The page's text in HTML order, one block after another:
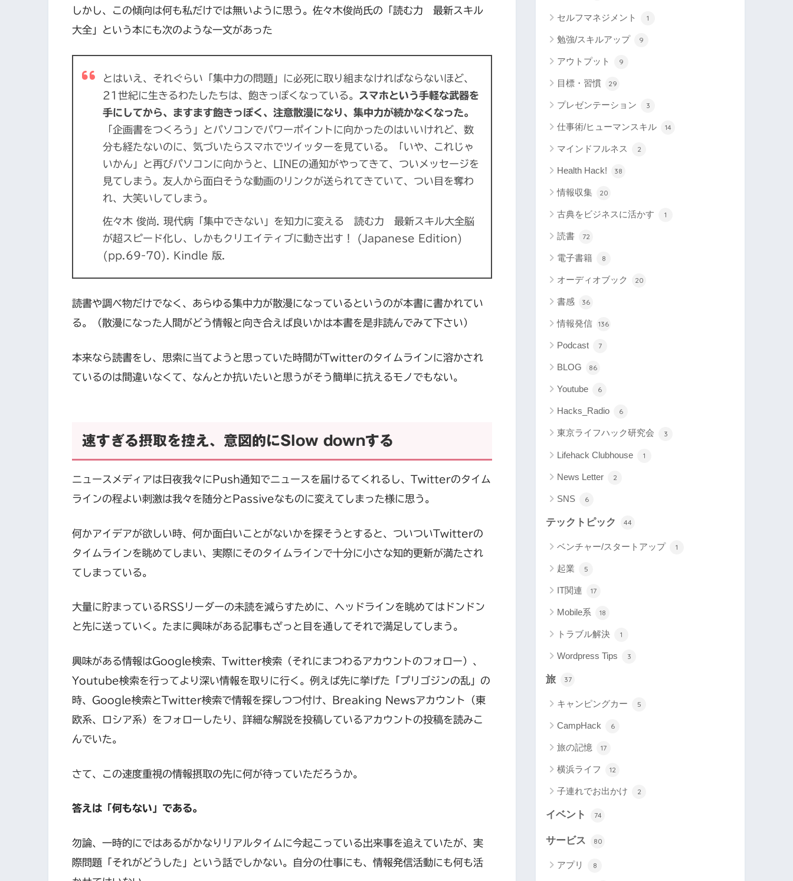
しかし、この傾向は何も私だけでは無いように思う。佐々木俊尚氏の「読む力 最新スキル
大全」という本にも次のような一文があった
とはいえ、それぐらい「集中力の問題」に必死に取り組まなければならないほど、
21世紀に生きるわたしたちは、飽きっぽくなっている。
スマホという手軽な武器を
手にしてから、ますます飽きっぽく、注意散漫になり、集中力が続かなくなった。
「企画書をつくろう」とパソコンでパワーポイントに向かったのはいいけれど、数
分も経たないのに、気づいたらスマホでツイッターを見ている。「いや、これじゃ
いかん」と再びパソコンに向かうと、LINEの通知がやってきて、ついメッセージを
見てしまう。友人から面白そうな動画のリンクが送られてきていて、つい目を奪わ
れ、大笑いしてしまう。
佐々木 俊尚. 現代病「集中できない」を知力に変える 読む力 最新スキル大全脳
が超スピード化し、しかもクリエイティブに動き出す！ (Japanese Edition)
(pp.69-70). Kindle 版.
読書や調べ物だけでなく、あらゆる集中力が散漫になっているというのが本書に書かれてい
る。（散漫になった人間がどう情報と向き合えば良いかは本書を是非読んでみて下さい）
本来なら読書をし、思索に当てようと思っていた時間がTwitterのタイムラインに溶かされ
ているのは間違いなくて、なんとか抗いたいと思うがそう簡単に抗えるモノでもない。
速すぎる摂取を控え、意図的にSlow downする
ニュースメディアは日夜我々にPush通知でニュースを届けるてくれるし、Twitterのタイム
ラインの程よい刺激は我々を随分とPassiveなものに変えてしまった様に思う。
何かアイデアが欲しい時、何か面白いことがないかを探そうとすると、ついついTwitterの
タイムラインを眺めてしまい、実際にそのタイムラインで十分に小さな知的更新が満たされ
てしまっている。
大量に貯まっているRSSリーダーの未読を減らすために、ヘッドラインを眺めてはドンドン
と先に送っていく。たまに興味がある記事もざっと目を通してそれで満足してしまう。
興味がある情報はGoogle検索、Twitter検索（それにまつわるアカウントのフォロー）、
Youtube検索を行ってより深い情報を取りに行く。例えば先に挙げた「プリゴジンの乱」の
時、Google検索とTwitter検索で情報を探しつつ付け、Breaking Newsアカウント（東
欧系、ロシア系）をフォローしたり、詳細な解説を投稿しているアカウントの投稿を読みこ
んでいた。
さて、この速度重視の情報摂取の先に何が待っていただろうか。
答えは「何もない」である。
勿論、一時的にではあるがかなりリアルタイムに今起こっている出来事を追えていたが、実
際問題「それがどうした」という話でしかない。自分の仕事にも、情報発信活動にも何も活
セルフマネジメント 1
勉強/スキルアップ 9
アウトプット 9
目標・習慣 29
プレゼンテーション 3
仕事術/ヒューマンスキル 14
マインドフルネス 2
Health Hack! 38
情報収集 20
古典をビジネスに活かす 1
読書 72
電子書籍 8
オーディオブック 20
書感 36
情報発信 136
Podcast 7
BLOG 86
Youtube 6
Hacks_Radio 6
東京ライフハック研究会 3
Lifehack Clubhouse 1
News Letter 2
SNS 6
テックトピック 44
ベンチャー/スタートアップ 1
起業 5
IT関連 17
Mobile系 18
トラブル解決 1
Wordpress Tips 3
旅 37
キャンピングカー 5
CampHack 6
旅の記憶 17
横浜ライフ 12
子連れでお出かけ 2
イベント 74
サービス 80
アプリ 8